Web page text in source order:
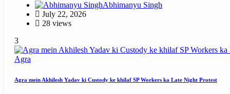
Abhimanyu Singh
July 22, 2026
28 views
3
Agra
Agra mein Akhilesh Yadav ki Custody ke khilaf SP Workers ka Late Night Protest